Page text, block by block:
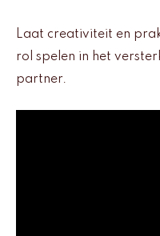
Laat creativiteit en
rol spelen in het
partner.